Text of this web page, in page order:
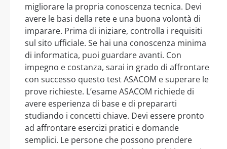
migliorare la propria conoscenza tecnica. Devi
avere le basi della rete e una buona volontà di
imparare. Prima di iniziare, controlla i requisiti
sul sito ufficiale. Se hai una conoscenza minima
di informatica, puoi guardare avanti. Con
impegno e costanza, sarai in grado di affrontare
con successo questo test ASACOM e superare le
prove richieste. L’esame ASACOM richiede di
avere esperienza di base e di prepararti
studiando i concetti chiave. Devi essere pronto
ad affrontare esercizi pratici e domande
semplici. Le persone che possono prendere